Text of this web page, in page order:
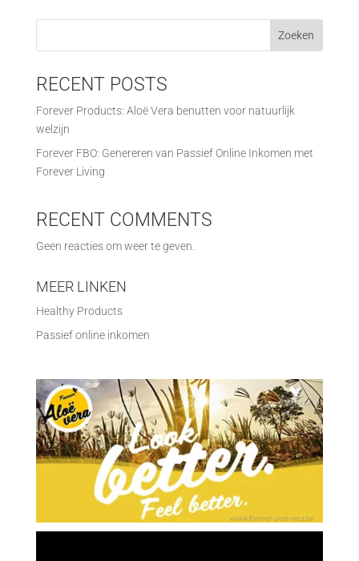
Zoeken
RECENT POSTS
Forever Products: Aloë Vera benutten voor natuurlijk
welzijn
Forever FBO: Genereren van Passief Online Inkomen met
Forever Living
RECENT COMMENTS
Geen reacties om weer te geven.
MEER LINKEN
Healthy Products
Passief online inkomen